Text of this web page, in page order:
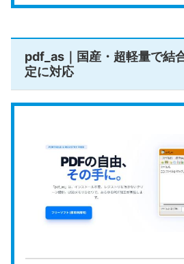
合・分
透かし
（ウォー
ターマー
ク）
量制限
ローカル
動作
対応
pdf_as｜国産・超軽量で結
定に対応